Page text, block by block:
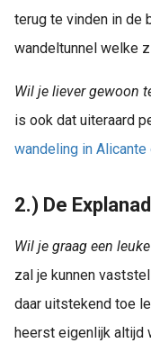
terug te vinden in de
wandeltunnel welke
Wil je liever gewoon
is ook dat uiteraard
wandeling in
2.) De
Wil je graag een
zal je kunnen
daar uitstekend toe
heerst eigenlijk altijd